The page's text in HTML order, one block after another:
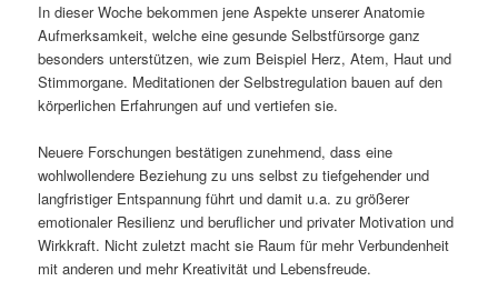
In dieser Woche bekommen jene Aspekte unserer Anatomie
Aufmerksamkeit, welche eine gesunde Selbstfürsorge ganz
besonders unterstützen, wie zum Beispiel Herz, Atem, Haut und
Stimmorgane. Meditationen der Selbstregulation bauen auf den
körperlichen Erfahrungen auf und vertiefen sie.
Neuere Forschungen bestätigen zunehmend, dass eine
wohlwollendere Beziehung zu uns selbst zu tiefgehender und
langfristiger Entspannung führt und damit u.a. zu größerer
emotionaler Resilienz und beruflicher und privater Motivation und
Wirkkraft. Nicht zuletzt macht sie Raum für mehr Verbundenheit
mit anderen und mehr Kreativität und Lebensfreude.